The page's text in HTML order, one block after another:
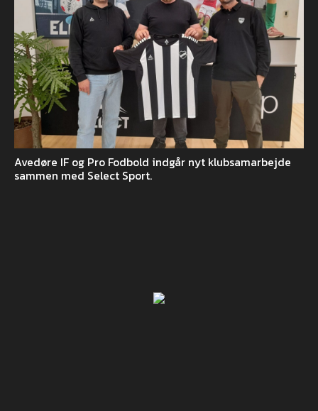
Avedøre IF og Pro Fodbold indgår nyt klubsamarbejde
sammen med Select Sport.